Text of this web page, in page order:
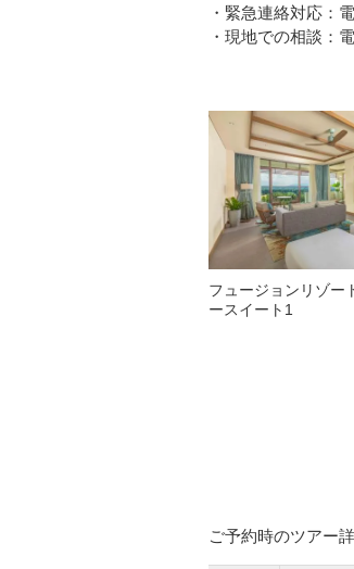
・緊急連絡対応：
・現地での相談：
フュージョンリゾ
ースイート1
ご予約時のツアー